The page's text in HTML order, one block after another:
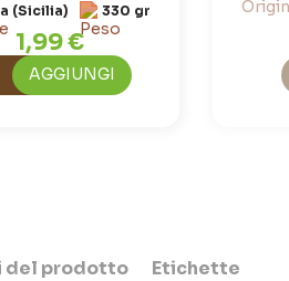
(Sicilia) 330 gr
1,99 €
AGGIUNGI
del prodotto Etichette